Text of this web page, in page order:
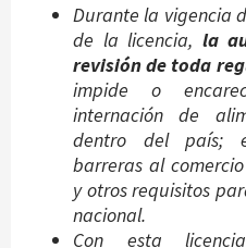
Durante la vigencia
de la licencia, la
revisión de toda
impide o
internación de
dentro del país;
barreras al
y otros requisitos
nacional.
Con esta